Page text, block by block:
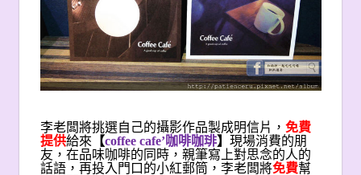
李老闆將挑選自己的攝影作品製成明信片， 免費
提供給來 【coffee cafe’咖啡咖琲】 現場消費的朋
友，在品味咖啡的同時，親筆寫上對思念的人的
話語，再投入門口的小紅郵筒，李老闆將免費幫